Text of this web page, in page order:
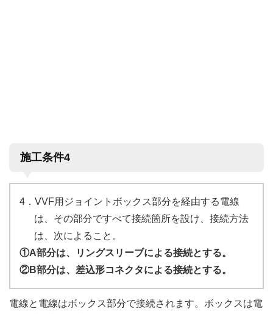
施工条件4
4．VVF用ジョイントボックス部分を経由する電線
は、その部分ですべて接続箇所を設け、接続方法
は、次によること。
①A部分は、リングスリーブによる接続とする。
②B部分は、差込形コネクタによる接続とする。
電線と電線はボックス部分で接続されます。ボックスは電